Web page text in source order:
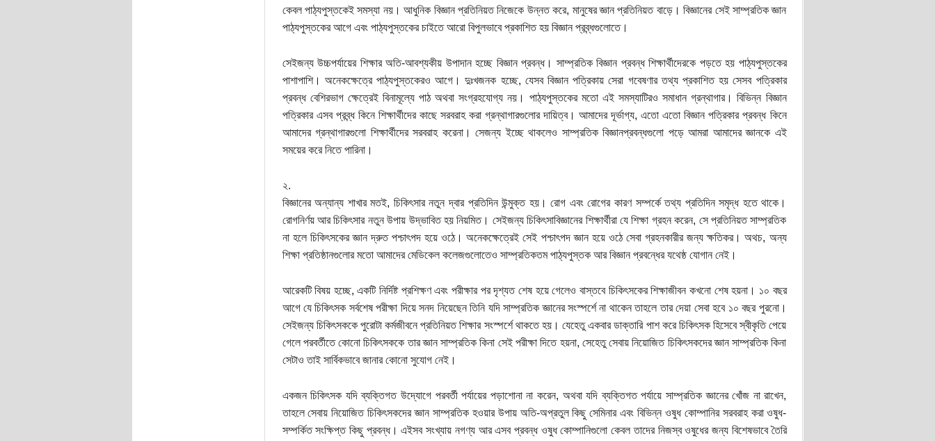
কেবল পাঠ্যপুস্তকেই সমস্যা নয়। আধুনিক বিজ্ঞান প্রতিনিয়ত নিজেকে উন্নত করে, মানুষের জ্ঞান প্রতিনিয়ত বাড়ে। বিজ্ঞানের সেই সাম্প্রতিক জ্ঞান
পাঠ্যপুস্তকের আগে এবং পাঠ্যপুস্তকের চাইতে আরো বিপুলভাবে প্রকাশিত হয় বিজ্ঞান প্রব্ন্ধগুলোতে।
সেইজন্য উচ্চপর্যায়ের শিক্ষার অতি-আবশ্যকীয় উপাদান হচ্ছে বিজ্ঞান প্রবন্ধ। সাম্প্রতিক বিজ্ঞান প্রবন্ধ শিক্ষার্থীদেরকে পড়তে হয় পাঠ্যপুস্তকের
পাশাপাশি। অনেকক্ষেত্রে পাঠ্যপুস্তকেরও আগে। দুঃখজনক হচ্ছে, যেসব বিজ্ঞান পত্রিকায় সেরা গবেষণার তথ্য প্রকাশিত হয় সেসব পত্রিকার
প্রবন্ধ বেশিরভাগ ক্ষেত্রেই বিনামূল্যে পাঠ অথবা সংগ্রহযোগ্য নয়। পাঠ্যপুস্তকের মতো এই সমস্যাটিরও সমাধান গ্রন্থাগার। বিভিন্ন বিজ্ঞান
পত্রিকার এসব প্রব্ন্ধ কিনে শিক্ষার্থীদের কাছে সরবরাহ করা গ্রন্থাগারগুলোর দায়িত্ব। আমাদের দূর্ভাগ্য, এতো এতো বিজ্ঞান পত্রিকার প্রবন্ধ কিনে
আমাদের গ্রন্থাগারগুলো শিক্ষার্থীদের সরবরাহ করেনা। সেজন্য ইচ্ছে থাকলেও সাম্প্রতিক বিজ্ঞানপ্রবন্ধগুলো পড়ে আমরা আমাদের জ্ঞানকে এই
সময়ের করে নিতে পারিনা।
২.
বিজ্ঞানের অন্যান্য শাখার মতই, চিকিৎসার নতুন দ্বার প্রতিদিন উন্মুক্ত হয়। রোগ এবং রোগের কারণ সম্পর্কে তথ্য প্রতিদিন সমৃদ্ধ হতে থাকে।
রোগনির্ণয় আর চিকিৎসার নতুন উপায় উদ্ভাবিত হয় নিয়মিত। সেইজন্য চিকিৎসাবিজ্ঞানের শিক্ষার্থীরা যে শিক্ষা গ্রহন করেন, সে প্রতিনিয়ত সাম্প্রতিক
না হলে চিকিৎসকের জ্ঞান দ্রুত পশ্চাৎপদ হয়ে ওঠে। অনেকক্ষেত্রেই সেই পশ্চাৎপদ জ্ঞান হয়ে ওঠে সেবা গ্রহনকারীর জন্য ক্ষতিকর। অথচ, অন্য
শিক্ষা প্রতিষ্ঠানগুলোর মতো আমাদের মেডিকেল কলেজগুলোতেও সাম্প্রতিকতম পাঠ্যপুস্তক আর বিজ্ঞান প্রবন্ধের যথেষ্ঠ যোগান নেই।
আরেকটি বিষয় হচ্ছে, একটি নির্দিষ্ট প্রশিক্ষণ এবং পরীক্ষার পর দৃশ্যত শেষ হয়ে গেলেও বাস্তবে চিকিৎসকের শিক্ষাজীবন কখনো শেষ হয়না। ১০ বছর
আগে যে চিকিৎসক সর্বশেষ পরীক্ষা দিয়ে সনদ নিয়েছেন তিনি যদি সাম্প্রতিক জ্ঞানের সংস্পর্শে না থাকেন তাহলে তার দেয়া সেবা হবে ১০ বছর পুরনো।
সেইজন্য চিকিৎসককে পুরোটা কর্মজীবনে প্রতিনিয়ত শিক্ষার সংস্পর্শে থাকতে হয়। যেহেতু একবার ডাক্তারি পাশ করে চিকিৎসক হিসেবে স্বীকৃতি পেয়ে
গেলে পরবর্তীতে কোনো চিকিৎসককে তার জ্ঞান সাম্প্রতিক কিনা সেই পরীক্ষা দিতে হয়না, সেহেতু সেবায় নিয়োজিত চিকিৎসকদের জ্ঞান সাম্প্রতিক কিনা
সেটাও তাই সার্বিকভাবে জানার কোনো সুযোগ নেই।
একজন চিকিৎসক যদি ব্যক্তিগত উদ্যোগে পরবর্তী পর্যায়ের পড়াশোনা না করেন, অথবা যদি ব্যক্তিগত পর্যায়ে সাম্প্রতিক জ্ঞানের খোঁজ না রাখেন,
তাহলে সেবায় নিয়োজিত চিকিৎসকদের জ্ঞান সাম্প্রতিক হওয়ার উপায় অতি-অপ্রতুল কিছু সেমিনার এবং বিভিন্ন ওষুধ কোম্পানির সরবরাহ করা ওষুধ-
সম্পর্কিত সংক্ষিপ্ত কিছু প্রবন্ধ। এইসব সংখ্যায় নগণ্য আর এসব প্রবন্ধ ওষুধ কোম্পানিগুলো কেবল তাদের নিজস্ব ওষুধের জন্য বিশেষভাবে তৈরি